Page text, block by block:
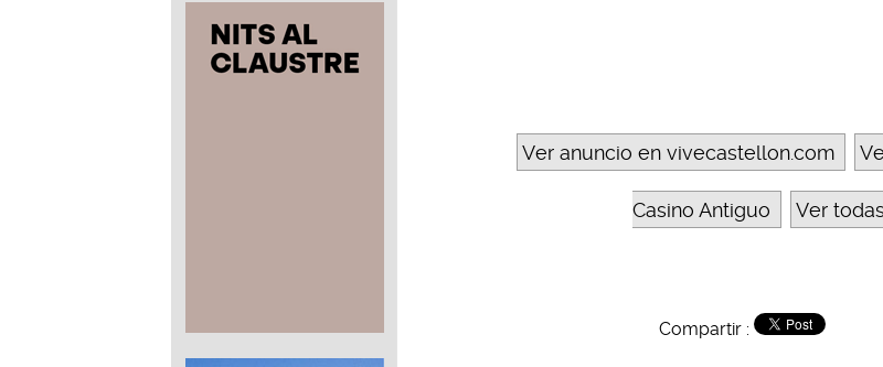
Ver anuncio en vivecastellon.com
Casino Antiguo Ver todas
Compartir :